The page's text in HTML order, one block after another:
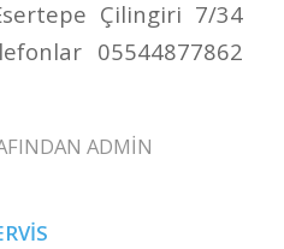
Çilingiri 7/34
05544877862
ADMIN